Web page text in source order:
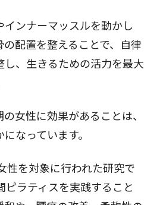
ンナーマッスルを動かし
配置を整えることで、自律
、生きるための活力を最大
女性に効果があることは、
なっています。
性を対象に行われた研究で
ピラティスを実践すること